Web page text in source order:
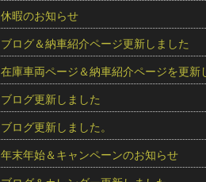
休暇のお知らせ
ブログ＆納車紹介ページ更新しました
在庫車両ページ＆納車紹介ページを更新
ブログ更新しました
ブログ更新しました。
年末年始＆キャンペーンのお知らせ